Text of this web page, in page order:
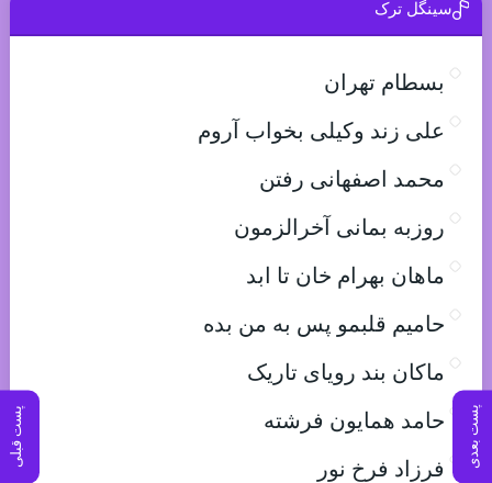
پست بعدی پست قبلی
سینگل ترک
بسطام تهران
علی زند وکیلی بخواب آروم
محمد اصفهانی رفتن
روزبه بمانی آخرالزمون
ماهان بهرام خان تا ابد
حامیم قلبمو پس به من بده
ماکان بند رویای تاریک
حامد همایون فرشته
فرزاد فرخ نور